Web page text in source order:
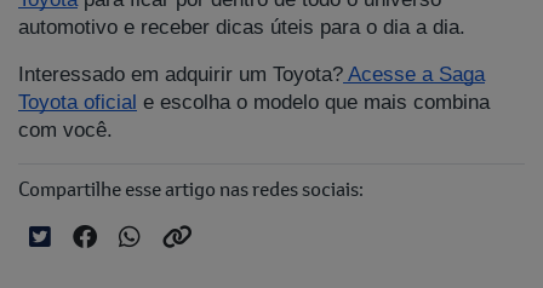
automotivo e receber dicas úteis para o dia a dia.
Interessado em adquirir um Toyota? Acesse a Saga
Toyota oficial e escolha o modelo que mais combina
com você.
Compartilhe esse artigo nas redes sociais: